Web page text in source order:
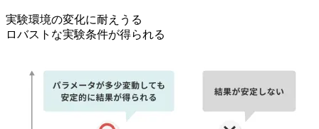
実験環境の変化に耐えうる
ロバストな実験条件が得られる